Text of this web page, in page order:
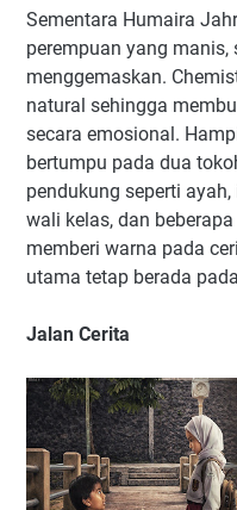
Sementara Humaira
perempuan yang manis,
menggemaskan.
natural sehingga
secara emosional.
bertumpu pada dua
pendukung seperti
wali kelas, dan
memberi warna pada
utama tetap berada
Jalan Cerita